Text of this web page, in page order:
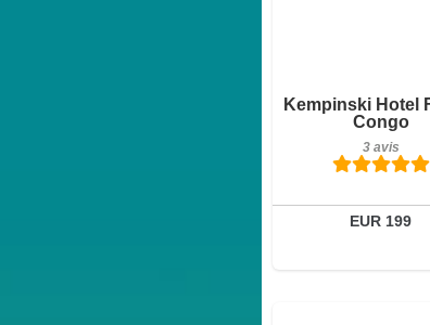
Kempinski Hotel
Congo
3 avis
EUR 199
3 avis
Détails
Réserver